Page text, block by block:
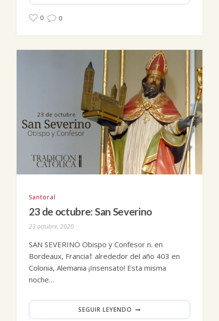
0 0
Santoral
23 de octubre: San Severino
23 octubre, 2020
SAN SEVERINO Obispo y Confesor n. en
Bordeaux, Francia† alrededor del año 403 en
Colonia, Alemania ¡Insensato! Esta misma
noche…
SEGUIR LEYENDO